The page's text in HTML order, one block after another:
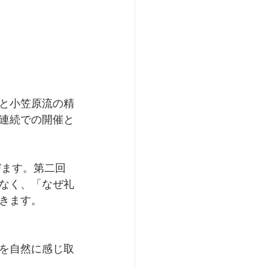
小笠原流の精
続での開催と
す。第二回
く、「なぜ礼
す。
自然に感じ取